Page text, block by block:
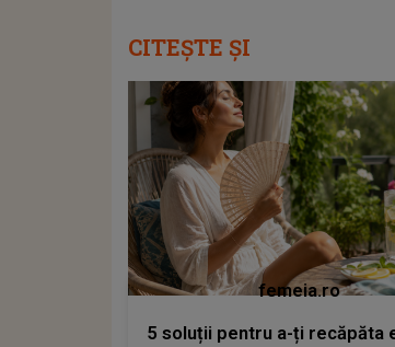
CITEȘTE ȘI
femeia.ro
5 soluții pentru a-ți recăpăta